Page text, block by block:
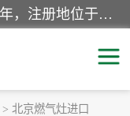
上海青禾贸易有限公司成立于2020年，注册地位于上海市宝山区。经营范围包括：机械设备、五金制品、劳防用品、电子产品、塑胶制品、家具、模具、纺织品、仪器仪表、建筑材料、装饰材料、化工产品、金属制品、机车配件等货物进出口报关、清关服务。
> 北京燃气灶进口